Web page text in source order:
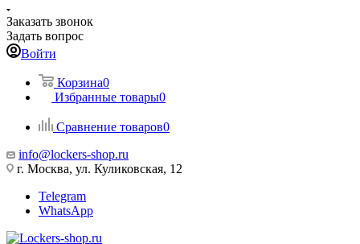
Заказать звонок
Задать вопрос
Войти
Корзина0
Избранные товары0
Сравнение товаров0
info@lockers-shop.ru
г. Москва, ул. Куликовская, 12
Telegram
WhatsApp